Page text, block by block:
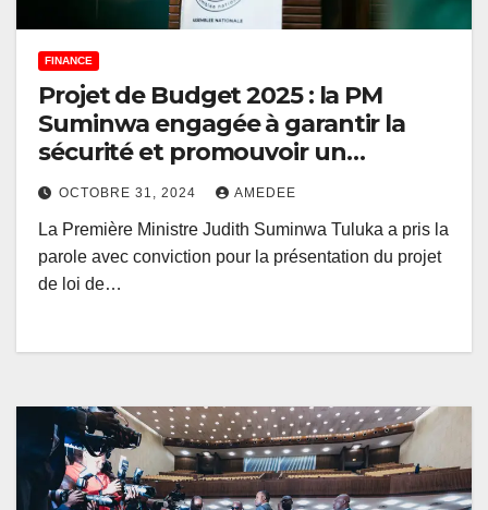
FINANCE
Projet de Budget 2025 : la PM
Suminwa engagée à garantir la
sécurité et promouvoir un
développement économique
durable
OCTOBRE 31, 2024 AMEDEE
La Première Ministre Judith Suminwa Tuluka a pris la
parole avec conviction pour la présentation du projet
de loi de…